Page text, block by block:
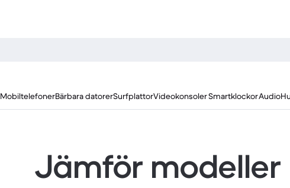
MobiltelefonerBärbara datorerSurfplattorVideokonsolerSmartklockorAudio
Jämför modeller